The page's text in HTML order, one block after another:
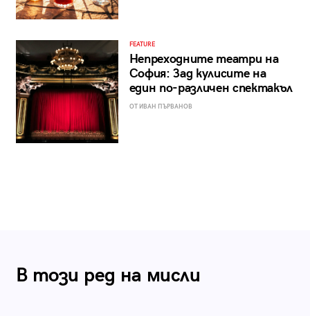
FEATURE
Непреходните театри на
София: Зад кулисите на
един по-различен спектакъл
ОТ ИВАН ПЪРВАНОВ
В този ред на мисли